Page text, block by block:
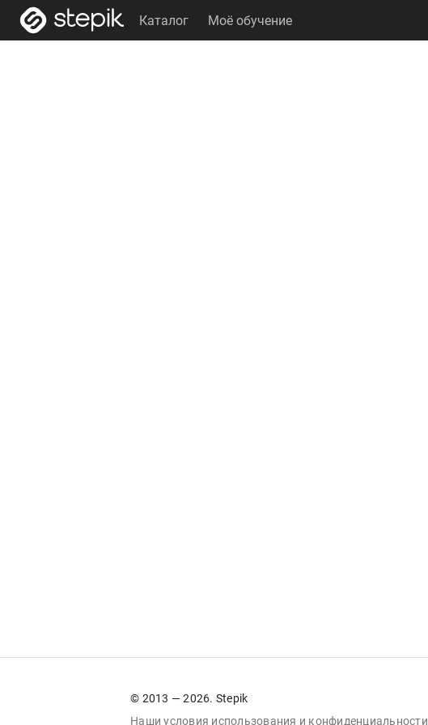
Каталог Моё обучение
© 2013 — 2026. Stepik
Наши условия использования и конфиденциальности